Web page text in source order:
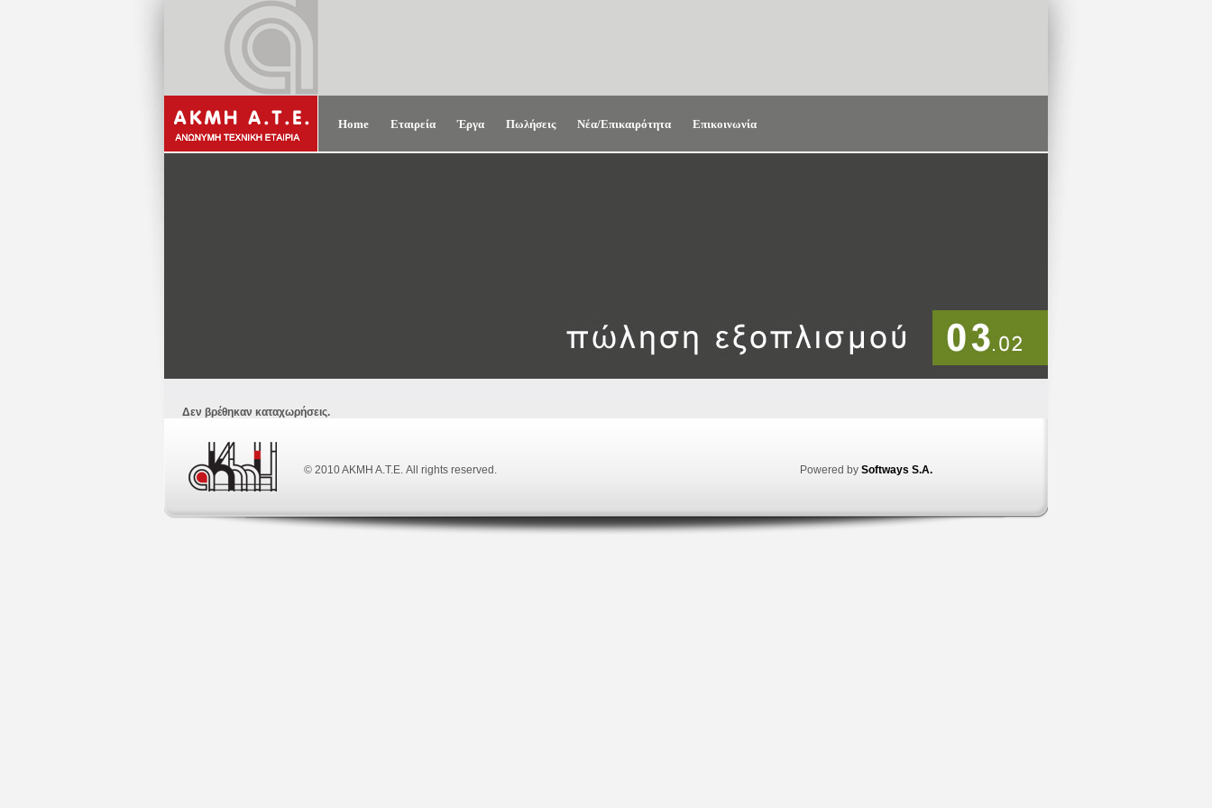
Home Εταιρεία Έργα Πωλήσεις Νέα/Επικαιρότητα Επικοινωνία
Δεν βρέθηκαν καταχωρήσεις.
© 2010 ΑΚΜΗ Α.Τ.Ε. All rights reserved. Powered by Softways S.A.